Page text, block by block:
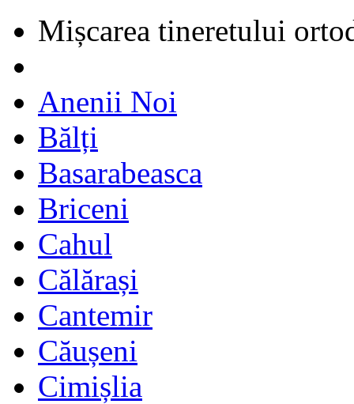
Mișcarea tineretului
Anenii Noi
Bălți
Basarabeasca
Briceni
Cahul
Călărași
Cantemir
Căușeni
Cimișlia